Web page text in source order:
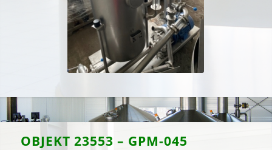
OBJEKT 23553 – GPM-045